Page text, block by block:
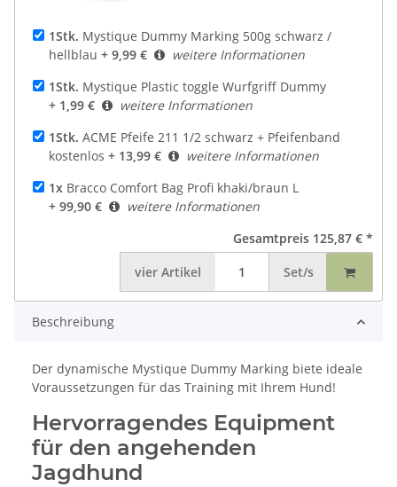
1Stk. Mystique Dummy Marking 500g schwarz /
hellblau + 9,99 €
weitere Informationen
1Stk. Mystique Plastic toggle Wurfgriff Dummy
+ 1,99 €
weitere Informationen
1Stk. ACME Pfeife 211 1/2 schwarz + Pfeifenband
kostenlos + 13,99 €
weitere Informationen
1x Bracco Comfort Bag Profi khaki/braun L
+ 99,90 €
weitere Informationen
Gesamtpreis 125,87 € *
vier Artikel Set/s
Beschreibung
Der dynamische Mystique Dummy Marking biete ideale
Voraussetzungen für das Training mit Ihrem Hund!
Hervorragendes Equipment
für den angehenden
Jagdhund